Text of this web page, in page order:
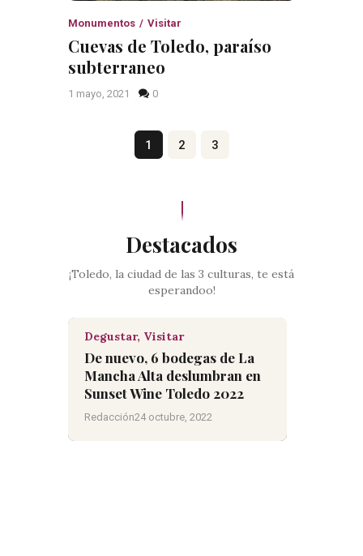
Monumentos Visitar
Cuevas de Toledo, paraíso
subterraneo
1 mayo, 2021 0
Paginación de entradas
Page
1 Page
2 Page
3
Destacados
¡Toledo, la ciudad de las 3 culturas, te está
esperandoo!
Degustar, Visitar
De nuevo, 6 bodegas de La
Mancha Alta deslumbran en
Sunset Wine Toledo 2022
Redacción24 octubre, 2022